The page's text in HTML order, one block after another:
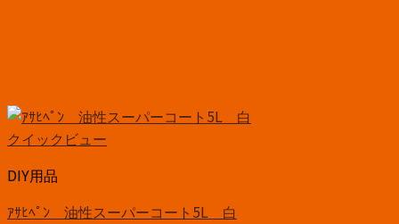
クイックビュー
DIY用品
ｱｻﾋﾍﾟﾝ 油性スーパーコート5L 白